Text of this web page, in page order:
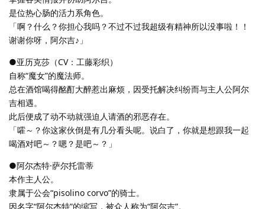
是位热心肠的活力系角色。
「啊？什么？你担心我吗？不过不过我超级有精神所以没事啦！！
谢谢你呀，阿尔吉♪」
●亚历克莎（CV：工藤彩织）
自称“魔女”的魔法师。
总在酒馆喝得酩酊大醉惹出麻烦，因受托解决纠纷而与主人公阿尔
吉相遇。
此后便成了动不动就强迫人请酒的邪恶存在。
「嚯～？你这家伙倒是有几分看头呢。说白了，你就是想跟我一起
喝酒对吧～？嗯？是吧～？」
●阿尔杰特·萨尔托雷蒂
本作主人公。
隶属于公会“pisolino corvo”的骑士。
因名字“阿尔杰特”的缩写，被众人称为“阿尔吉”。